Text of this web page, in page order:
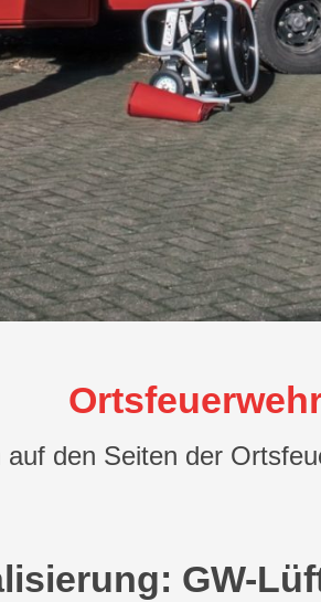
den Seiten der
GW-